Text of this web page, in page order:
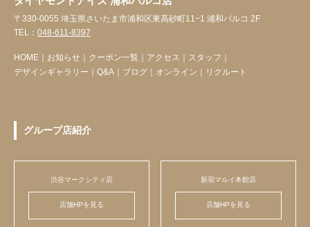
〒330-0055 埼玉県さいたま市浦和区東高砂町11−1 浦和パルコ 2F
TEL： 048-611-8397
HOME お知らせ クーポン一覧 アクセス スタッフ
デザインギャラリー
Q&A ブログ オンライン リクルート
グループ店紹介
渋谷マークシティ店
店舗HPを見る
新宿マルイ本館店
店舗HPを見る